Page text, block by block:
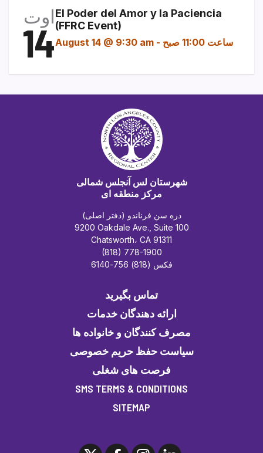
اوت
14
El Poder del Amor y la Paciencia
(FFRC Event)
August 14 @ 9:30 am - ساعت 11:00 صبح
شهرستان لس آنجلس شمالی
مرکز منطقه ای
دره سن فرناندو (دفتر اصلی)
9200 Oakdale Ave., Suite 100
Chatsworth، CA 91311
(818) 778-1900
فکس (818) 756-6140
تماس بگیرید
ارائه دهندگان خدمات
مصرف کنندگان و خانواده ها
سیاست حفظ حریم خصوصی
فرصت های شغلی
SMS TERMS & CONDITIONS
SITEMAP